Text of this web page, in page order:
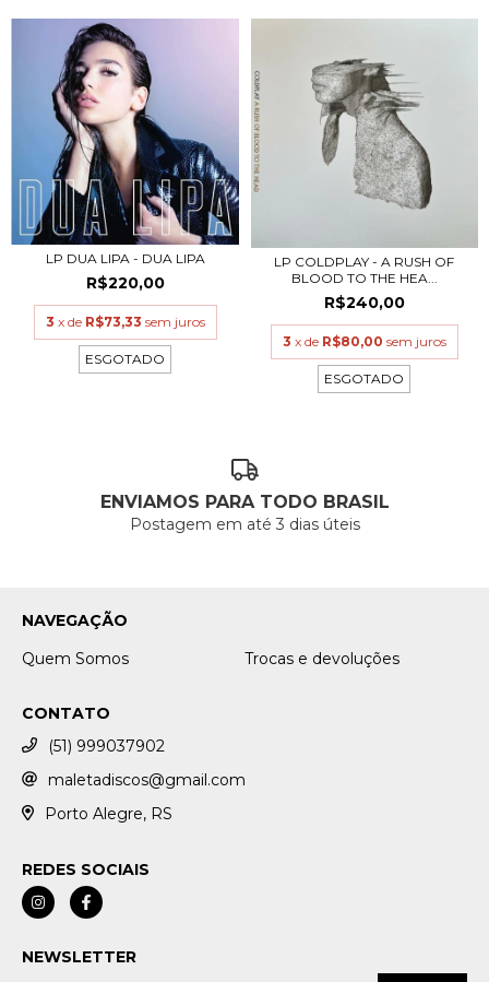
LP DUA LIPA - DUA LIPA
R$220,00
3 x de R$73,33 sem juros
ESGOTADO
LP COLDPLAY - A RUSH OF
BLOOD TO THE HEA...
R$240,00
3 x de R$80,00 sem juros
ESGOTADO
ENVIAMOS PARA TODO BRASIL
Postagem em até 3 dias úteis
NAVEGAÇÃO
Quem Somos
Trocas e devoluções
CONTATO
(51) 999037902
maletadiscos@gmail.com
Porto Alegre, RS
REDES SOCIAIS
NEWSLETTER